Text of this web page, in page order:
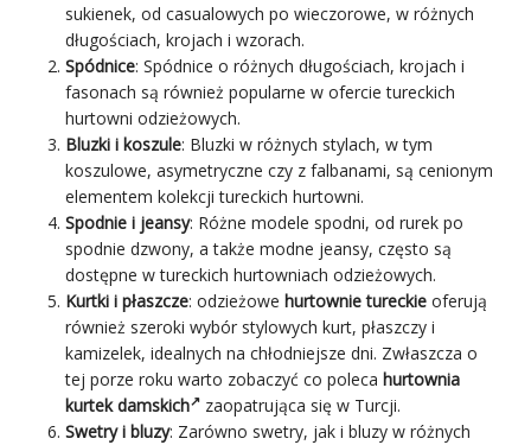
sukienek, od casualowych po wieczorowe, w różnych
długościach, krojach i wzorach.
Spódnice: Spódnice o różnych długościach, krojach i
fasonach są również popularne w ofercie tureckich
hurtowni odzieżowych.
Bluzki i koszule: Bluzki w różnych stylach, w tym
koszulowe, asymetryczne czy z falbanami, są cenionym
elementem kolekcji tureckich hurtowni.
Spodnie i jeansy: Różne modele spodni, od rurek po
spodnie dzwony, a także modne jeansy, często są
dostępne w tureckich hurtowniach odzieżowych.
Kurtki i płaszcze: odzieżowe hurtownie tureckie oferują
również szeroki wybór stylowych kurt, płaszczy i
kamizelek, idealnych na chłodniejsze dni. Zwłaszcza o
tej porze roku warto zobaczyć co poleca hurtownia
kurtek damskich
zaopatrująca się w Turcji.
Swetry i bluzy: Zarówno swetry, jak i bluzy w różnych